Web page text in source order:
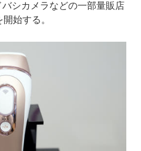
シカメラなどの一部量販店
始する。